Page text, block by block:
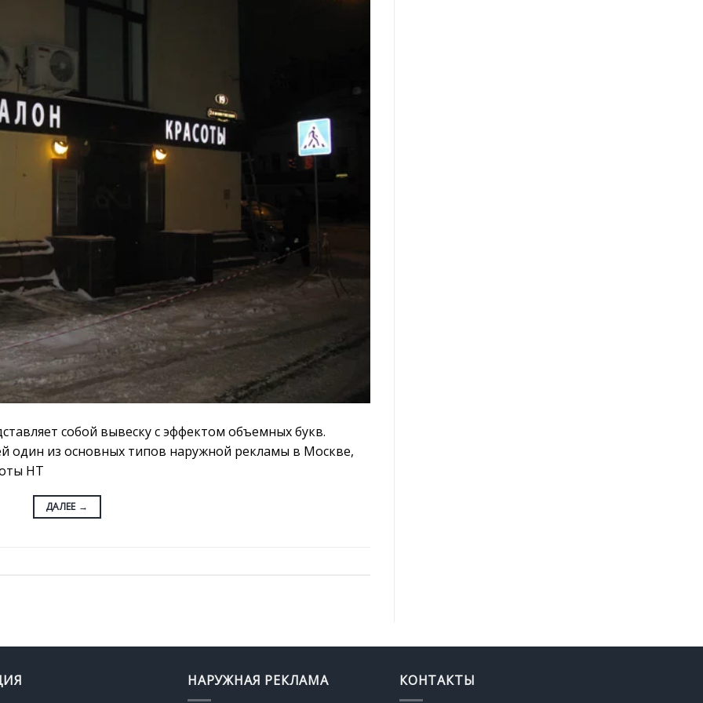
собой вывеску с эффектом объемных букв.
один из основных типов наружной рекламы в Москве,
НТ
ДАЛЕЕ →
НАРУЖНАЯ РЕКЛАМА КОНТАКТЫ